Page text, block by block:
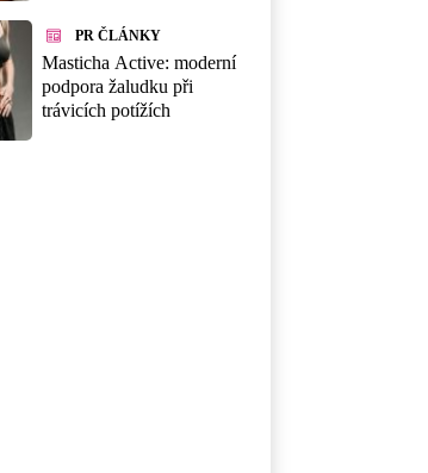
PR ČLÁNKY
Masticha Active: moderní
podpora žaludku při
trávicích potížích